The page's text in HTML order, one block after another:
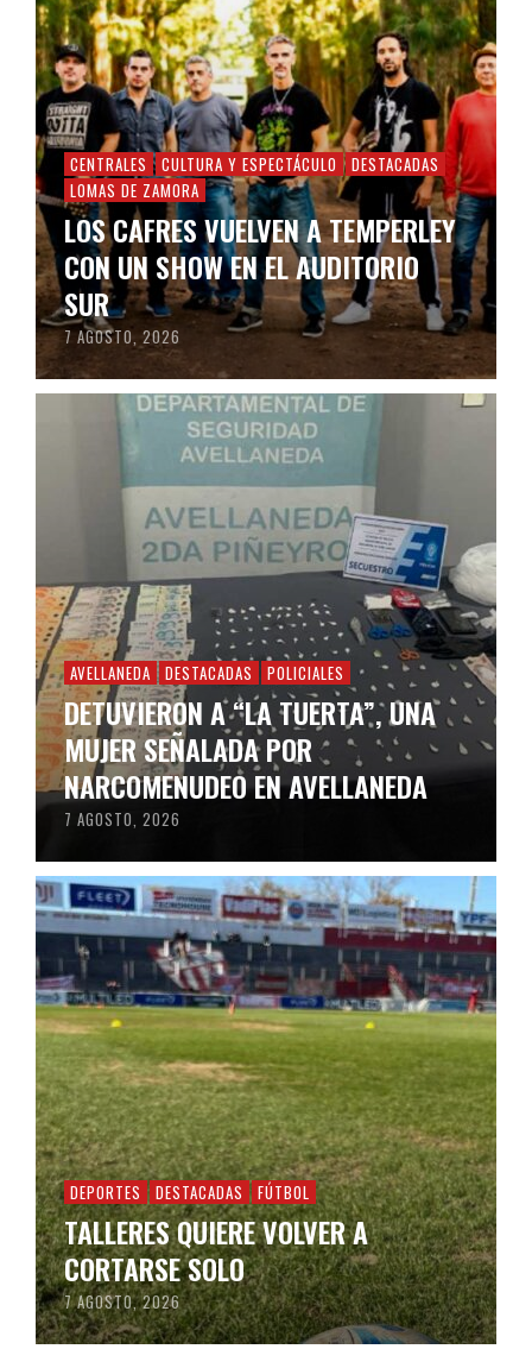
CENTRALES CULTURA Y ESPECTÁCULO
DESTACADAS
LOMAS DE ZAMORA
LOS CAFRES VUELVEN A TEMPERLEY
CON UN SHOW EN EL AUDITORIO
SUR
7 AGOSTO, 2026
AVELLANEDA DESTACADAS POLICIALES
DETUVIERON A “LA TUERTA”, UNA
MUJER SEÑALADA POR
NARCOMENUDEO EN AVELLANEDA
7 AGOSTO, 2026
DEPORTES DESTACADAS FÚTBOL
TALLERES QUIERE VOLVER A
CORTARSE SOLO
7 AGOSTO, 2026